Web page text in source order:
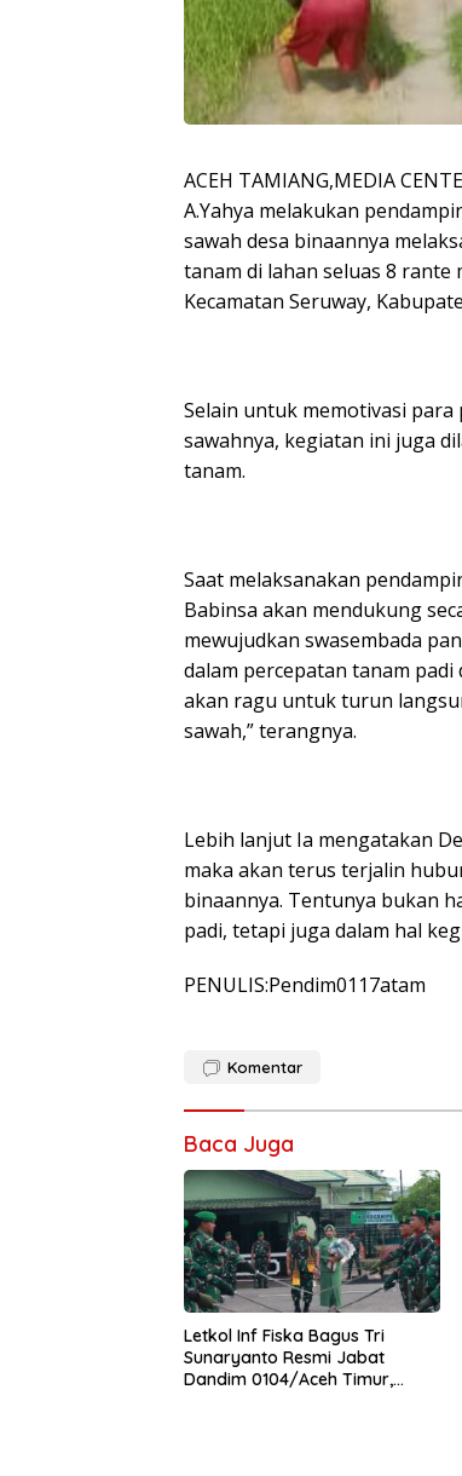
ACEH TAMIANG,MEDIA
A.Yahya melakukan
sawah desa binaannya
tanam di lahan seluas 8 rante
Kecamatan Seruway,
Selain untuk memotivasi
sawahnya, kegiatan ini juga
tanam.
Saat melaksanakan
Babinsa akan mendukung
mewujudkan swasembada
dalam percepatan tanam
akan ragu untuk turun
sawah,” terangnya.
Lebih lanjut Ia mengatakan
maka akan terus terjalin
binaannya. Tentunya bukan
padi, tetapi juga dalam hal
PENULIS:Pendim0117atam
Komentar
Baca Juga
Letkol Inf Fiska Bagus Tri
Sunaryanto Resmi Jabat
Dandim 0104/Aceh Timur,